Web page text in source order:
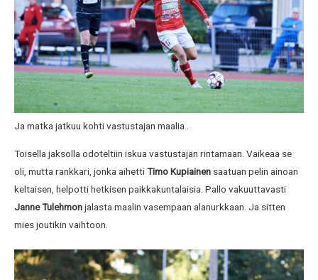
Ja matka jatkuu kohti vastustajan maalia..
Toisella jaksolla odoteltiin iskua vastustajan rintamaan. Vaikeaa se
oli, mutta rankkari, jonka aihettiTimo Kupiainen saatuan pelin ainoan
keltaisen, helpotti hetkisen paikkakuntalaisia. Pallo vakuuttavasti
Janne Tulehmonjalasta maalin vasempaan alanurkkaan. Ja sitten
mies joutikin vaihtoon.